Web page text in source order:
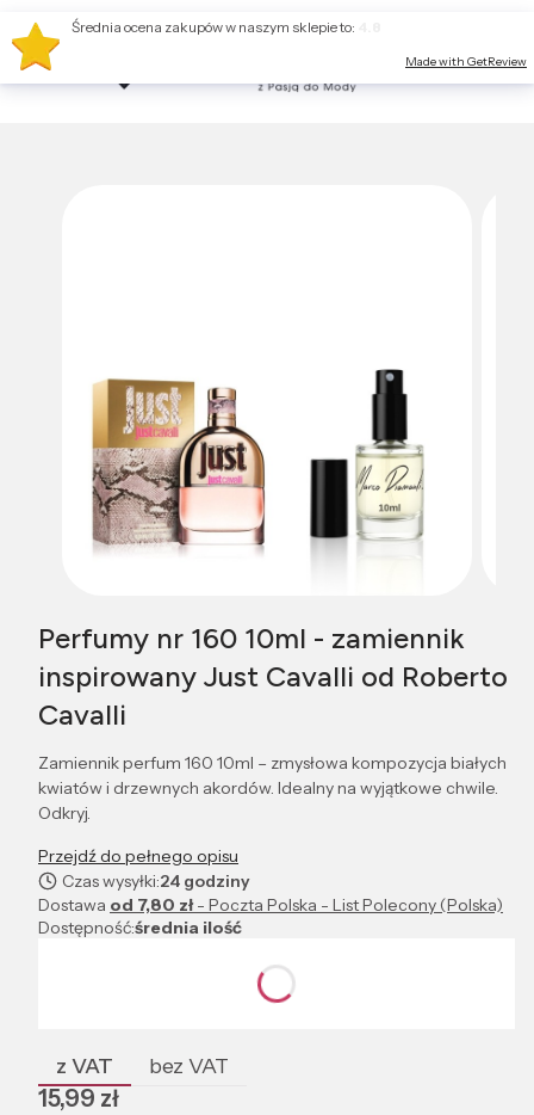
Perfumy nr 160 10ml - zamiennik
inspirowany Just Cavalli od Roberto
Cavalli
Zamiennik perfum 160 10ml – zmysłowa kompozycja białych
kwiatów i drzewnych akordów. Idealny na wyjątkowe chwile.
Odkryj.
Przejdź do pełnego opisu
Czas wysyłki:24 godziny
Dostawa od 7,80 zł- Poczta Polska - List Polecony (Polska)
Dostępność:średnia ilość
Poszczególne warianty mogą różnić się ceną
z VAT bez VAT
Cena
15,99 zł
Średnia ocena zakupów w naszym sklepie to:
Made with GetReview